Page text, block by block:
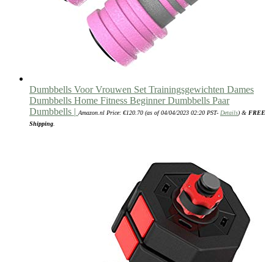
Dumbbells Voor Vrouwen Set Trainingsgewichten Dames
Dumbbells Home Fitness Beginner Dumbbells Paar
Dumbbells | Amazon.nl Price: €120.70 (as of 04/04/2023 02:20 PST- Details) & FREE
Shipping